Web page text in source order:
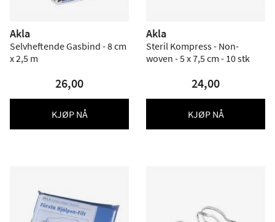
Akla
Selvheftende Gasbind - 8 cm
x 2,5 m
26,00
KJØP NÅ
Akla
Steril Kompress - Non-
woven - 5 x 7,5 cm - 10 stk
24,00
KJØP NÅ